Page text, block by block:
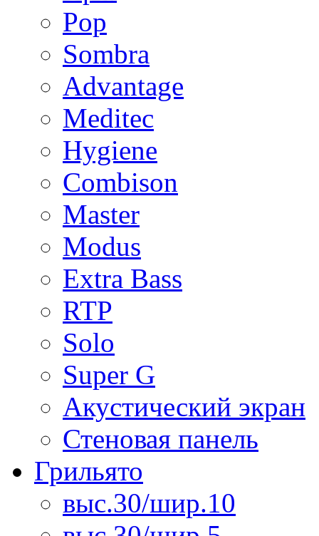
Pop
Sombra
Advantage
Meditec
Hygiene
Combison
Master
Modus
Extra Bass
RTP
Solo
Super G
Акустический экран
Стеновая панель
Грильято
выс.30/шир.10